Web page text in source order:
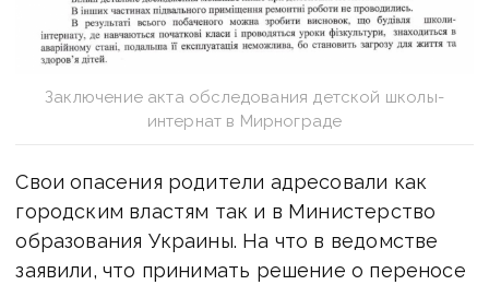
Заключение акта обследования детской школы-
интернат в Мирнограде
Свои опасения родители адресовали как
городским властям так и в Министерство
образования Украины. На что в ведомстве
заявили, что принимать решение о переносе